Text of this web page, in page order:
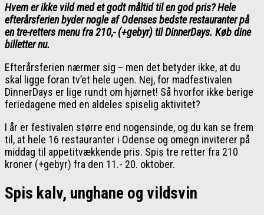
Hvem er ikke vild med et godt måltid til en god pris? Hele
efterårsferien byder nogle af Odenses bedste restauranter på
en tre-retters menu fra 210,- (+gebyr) til DinnerDays. Køb dine
billetter nu.
Efterårsferien nærmer sig – men det betyder ikke, at du
skal ligge foran tv’et hele ugen. Nej, for madfestivalen
DinnerDays er lige rundt om hjørnet! Så hvorfor ikke berige
feriedagene med en aldeles spiselig aktivitet?
I år er festivalen større end nogensinde, og du kan se frem
til, at hele 16 restauranter i Odense og omegn inviterer på
middag til appetitvækkende pris. Spis tre retter fra 210
kroner (+gebyr) fra den 11.- 20. oktober.
Spis kalv, unghane og vildsvin